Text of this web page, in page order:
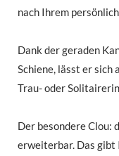
nach Ihrem
Dank der geraden
Schiene, lässt er sich
Trau- oder
Der besondere Clou:
erweiterbar. Das gibt